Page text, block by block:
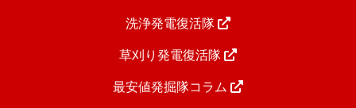
洗浄発電復活隊
草刈り発電復活隊
最安値発掘隊コラム